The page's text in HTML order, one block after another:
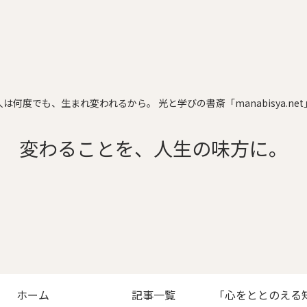
は何度でも、生まれ変われるから。 光と学びの書斎「manabisya.net」
変わることを、人生の味方に。
ホーム 記事一覧 「心をととのえる